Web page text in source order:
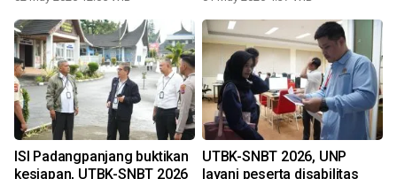
ISI Padangpanjang buktikan
kesiapan, UTBK-SNBT 2026
UTBK-SNBT 2026, UNP
layani peserta disabilitas